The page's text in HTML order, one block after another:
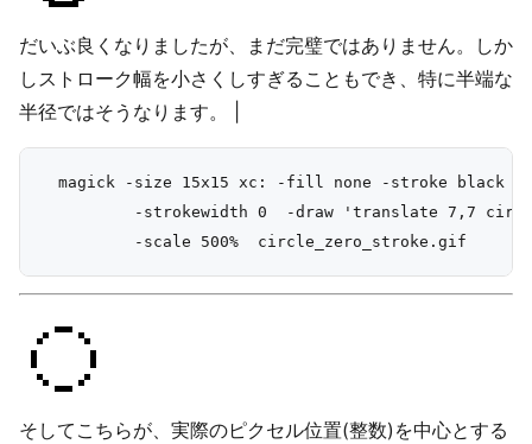
だいぶ良くなりましたが、まだ完璧ではありません。しか
しストローク幅を小さくしすぎることもでき、特に半端な
半径ではそうなります。 |
magick -size 15x15 xc: -fill none -stroke black
-strokewidth 0  -draw 'translate 7,7
そしてこちらが、実際のピクセル位置(整数)を中心とする